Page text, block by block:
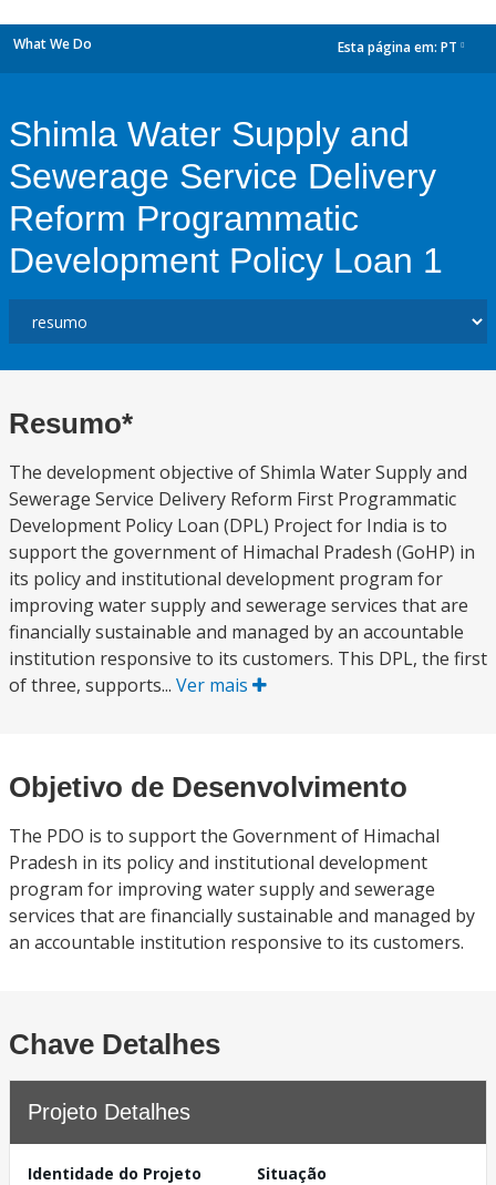
What We Do Esta página em: PT
Shimla Water Supply and
Sewerage Service Delivery
Reform Programmatic
Development Policy Loan 1
Resumo*
The development objective of Shimla Water Supply and
Sewerage Service Delivery Reform First Programmatic
Development Policy Loan (DPL) Project for India is to
support the government of Himachal Pradesh (GoHP) in
its policy and institutional development program for
improving water supply and sewerage services that are
financially sustainable and managed by an accountable
institution responsive to its customers. This DPL, the first
of three, supports... Ver mais
Objetivo de Desenvolvimento
The PDO is to support the Government of Himachal
Pradesh in its policy and institutional development
program for improving water supply and sewerage
services that are financially sustainable and managed by
an accountable institution responsive to its customers.
Chave Detalhes
Projeto Detalhes
Identidade do Projeto
Situação